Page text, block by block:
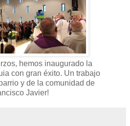
hemos inaugurado la
con gran éxito. Un trabajo
y de la comunidad de
Javier!